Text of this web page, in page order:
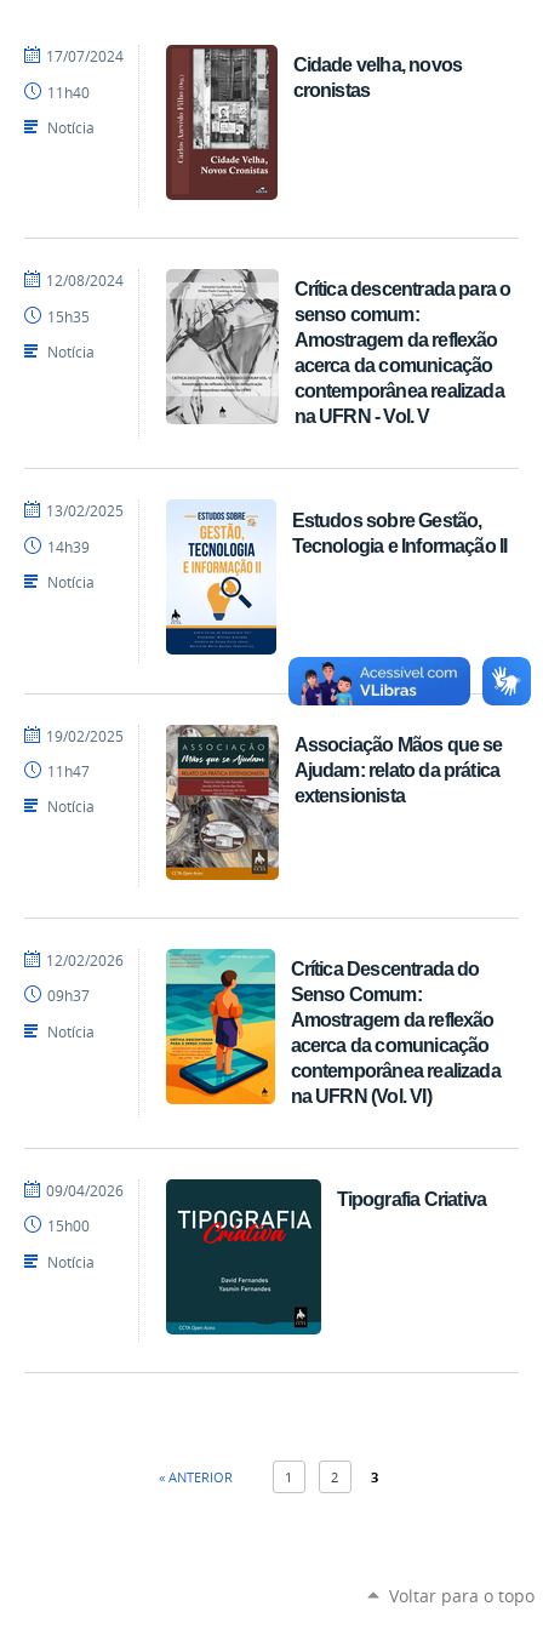
Cidade velha, novos
cronistas
por
CCTA
publicado
17/07/2024
11h40
Notícia
Crítica descentrada para o
senso comum:
Amostragem da reflexão
acerca da comunicação
contemporânea realizada
na UFRN - Vol. V
por
CCTA
publicado
12/08/2024
15h35
Notícia
Estudos sobre Gestão,
Tecnologia e Informação II
por
CCTA
publicado
13/02/2025
14h39
Notícia
Associação Mãos que se
Ajudam: relato da prática
extensionista
por
CCTA
publicado
19/02/2025
11h47
Notícia
Crítica Descentrada do
Senso Comum:
Amostragem da reflexão
acerca da comunicação
contemporânea realizada
na UFRN (Vol. VI)
por
CCTA
publicado
12/02/2026
09h37
Notícia
Tipografia Criativa
por
CCTA
publicado
09/04/2026
15h00
Notícia
« ANTERIOR 1 2 3
Voltar para o topo